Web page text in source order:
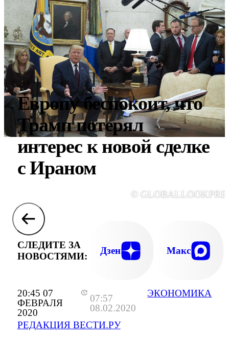
20:45 07
ФЕВРАЛЯ
2020
07:57
08.02.2020
РЕДАКЦИЯ ВЕСТИ.РУ
ЭКОНОМИКА
Европу беспокоит, что
Трамп потерял
интерес к новой сделке
с Ираном
©
СЛЕДИТЕ ЗА
НОВОСТЯМИ:
Дзен Макс